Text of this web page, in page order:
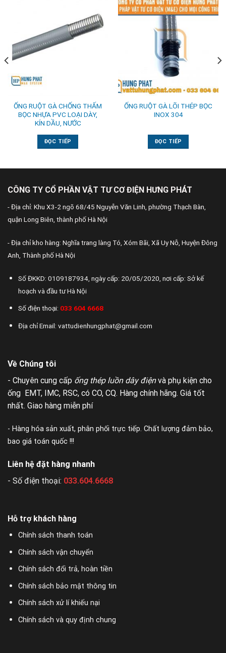
ỐNG RUỘT GÀ CHỐNG THẤM
BỌC NHỰA PVC LOẠI DÀY,
KÍN DẦU, NƯỚC
ĐỌC TIẾP
ỐNG RUỘT GÀ LÕI THÉP BỌC
INOX 304
ĐỌC TIẾP
CÔNG TY CỔ PHẦN VẬT TƯ CƠ ĐIỆN HƯNG PHÁT
- Địa chỉ: Khu X3-2 ngõ 68/45 Nguyễn Văn Linh, phường Thạch Bàn,
quận Long Biên, thành phố Hà Nội
- Địa chỉ kho hàng: Nghĩa trang làng Tó, Xóm Bãi, Xã Uy Nỗ, Huyện Đông
Anh, Thành phố Hà Nội
Số ĐKKD: 0109187934, ngày cấp: 20/05/2020, nơi cấp: Sở kế
hoạch và đầu tư Hà Nội
Số điện thoại: 033 604 6668
Địa chỉ Email: vattudienhungphat@gmail.com
Về Chúng tôi
- Chuyên cung cấp ống thép luồn dây điệnvà phụ kiện cho
ống EMT, IMC, RSC, có CO, CQ. Hàng chính hãng. Giá tốt
nhất. Giao hàng miễn phí
- Hàng hóa sản xuất, phân phối trực tiếp. Chất lượng đảm bảo,
bao giá toán quốc !!!
Liên hệ đặt hàng nhanh
- Số điện thoại: 033.604.6668
Hỗ trợ khách hàng
Chính sách thanh toán
Chính sách vận chuyển
Chính sách đổi trả, hoàn tiền
Chính sách bảo mật thông tin
Chính sách xử lí khiếu nại
Chính sách và quy định chung